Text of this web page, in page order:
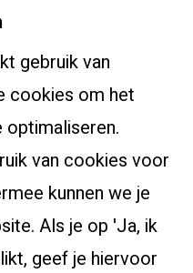
gebruik van
cookies om het
optimaliseren.
van cookies voor
kunnen we je
Als je op 'Ja, ik
geef je hiervoor